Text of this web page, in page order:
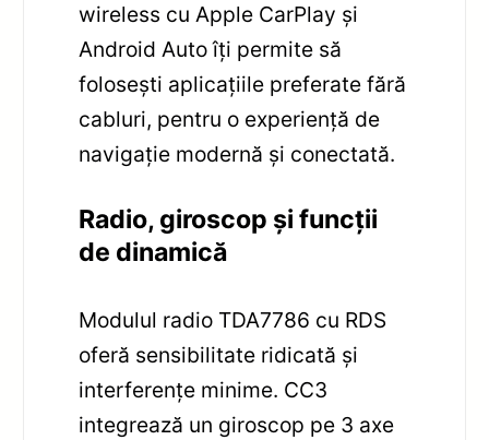
wireless cu Apple CarPlay și
Android Auto îți permite să
folosești aplicațiile preferate fără
cabluri, pentru o experiență de
navigație modernă și conectată.
Radio, giroscop și funcții
de dinamică
Modulul radio TDA7786 cu RDS
oferă sensibilitate ridicată și
interferențe minime. CC3
integrează un giroscop pe 3 axe